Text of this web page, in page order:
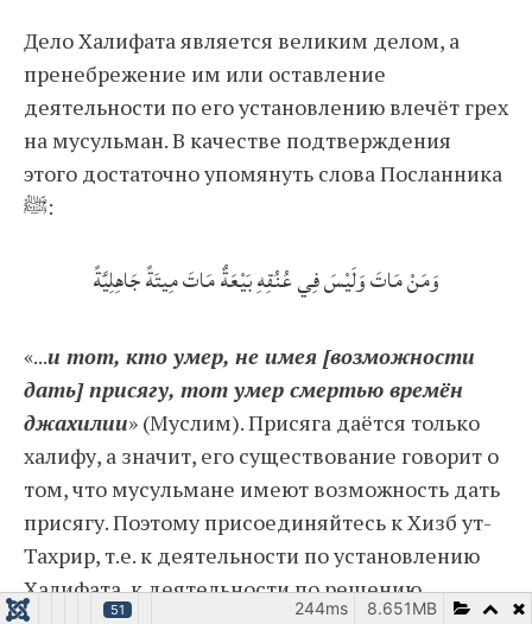
Дело Халифата является великим делом, а
пренебрежение им или оставление
деятельности по его установлению влечёт грех
на мусульман. В качестве подтверждения
этого достаточно упомянуть слова Посланника
ﷺ:
وَمَنْ مَاتَ وَلَيْسَ فِي عُنُقِهِ بَيْعَةٌ مَاتَ مِيتَةً جَاهِلِيَّةً
«...и тот, кто умер, не имея [возможности
дать] присягу, тот умер смертью времён
джахилии» (Муслим). Присяга даётся только
халифу, а значит, его существование говорит о
том, что мусульмане имеют возможность дать
присягу. Поэтому присоединяйтесь к Хизб ут-
Тахрир, т.е. к деятельности по установлению
Халифата, к деятельности по решению
51 8.651MB
244ms